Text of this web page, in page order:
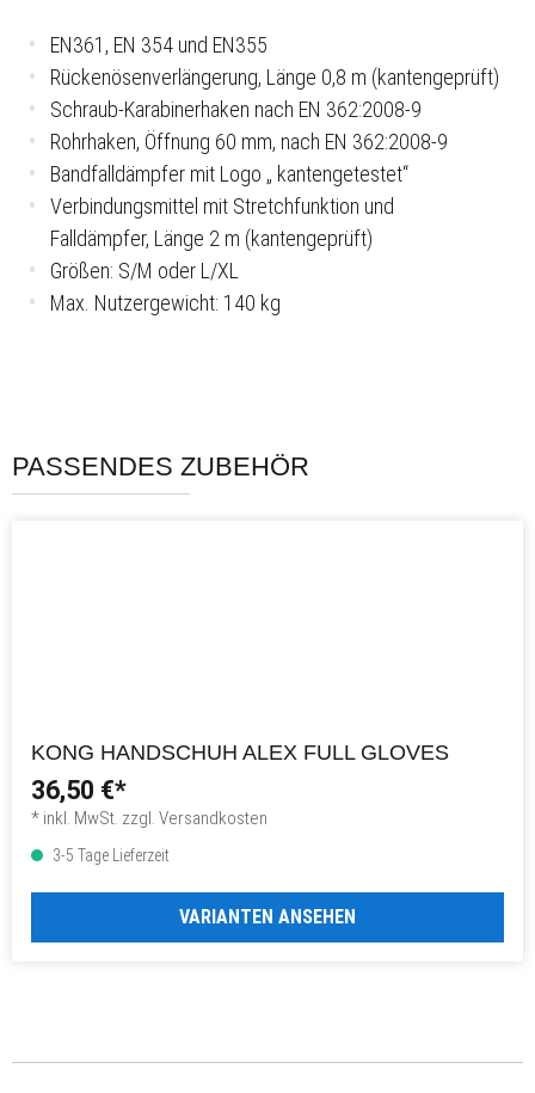
EN361, EN 354 und EN355
Rückenösenverlängerung, Länge 0,8 m (kantengeprüft)
Schraub-Karabinerhaken nach EN 362:2008-9
Rohrhaken, Öffnung 60 mm, nach EN 362:2008-9
Bandfalldämpfer mit Logo „ kantengetestet“
Verbindungsmittel mit Stretchfunktion und
Falldämpfer, Länge 2 m (kantengeprüft)
Größen: S/M oder L/XL
Max. Nutzergewicht: 140 kg
PASSENDES ZUBEHÖR
KONG HANDSCHUH ALEX FULL GLOVES
36,50 €*
* inkl. MwSt. zzgl. Versandkosten
3-5 Tage Lieferzeit
VARIANTEN ANSEHEN